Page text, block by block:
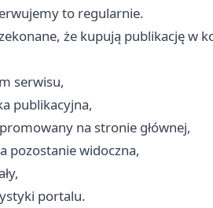
to regularnie.
że kupują publikację w
serwisu,
publikacyjna,
na stronie głównej,
pozostanie widoczna,
portalu.